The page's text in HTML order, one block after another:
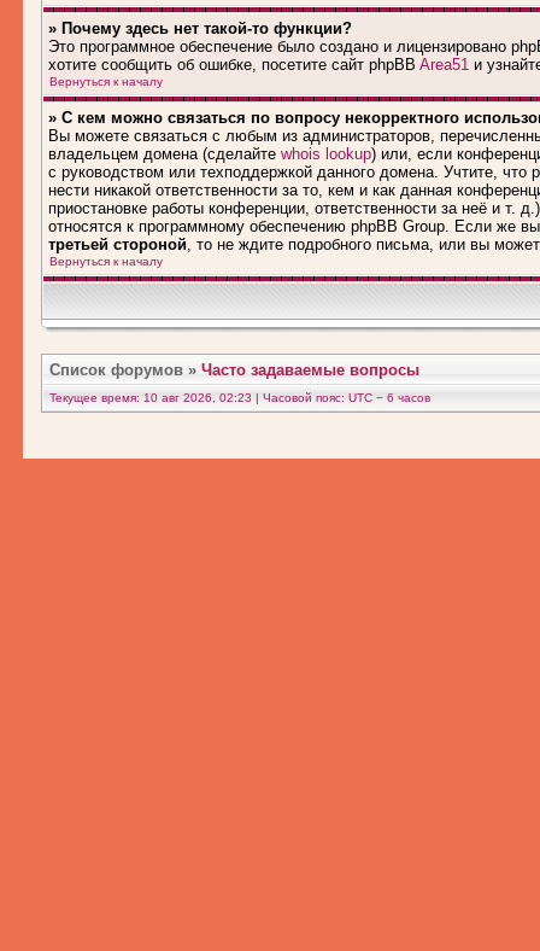
» Почему здесь нет такой-то функции?
Это программное обеспечение было создано и лицензировано
хотите сообщить об ошибке, посетите сайт phpBB Area51 и
Вернуться к началу
» С кем можно связаться по вопросу некорректного
Вы можете связаться с любым из администраторов,
владельцем домена (сделайте whois lookup) или, если
с руководством или техподдержкой данного домена. Учтите, что
нести никакой ответственности за то, кем и как данная
приостановке работы конференции, ответственности за неё и т.
относятся к программному обеспечению phpBB Group. Если же
третьей стороной, то не ждите подробного письма, или вы
Вернуться к началу
Список форумов » Часто задаваемые вопросы
Текущее время: 10 авг 2026, 02:23 | Часовой пояс: UTC − 6 часов